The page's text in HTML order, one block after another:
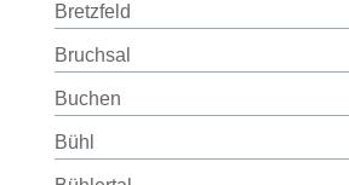
Bretzfeld
Bruchsal
Buchen
Bühl